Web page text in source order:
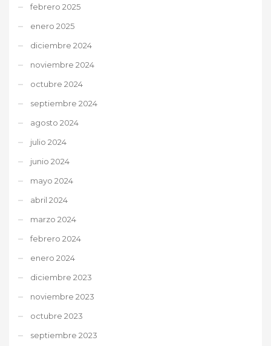
febrero 2025
enero 2025
diciembre 2024
noviembre 2024
octubre 2024
septiembre 2024
agosto 2024
julio 2024
junio 2024
mayo 2024
abril 2024
marzo 2024
febrero 2024
enero 2024
diciembre 2023
noviembre 2023
octubre 2023
septiembre 2023